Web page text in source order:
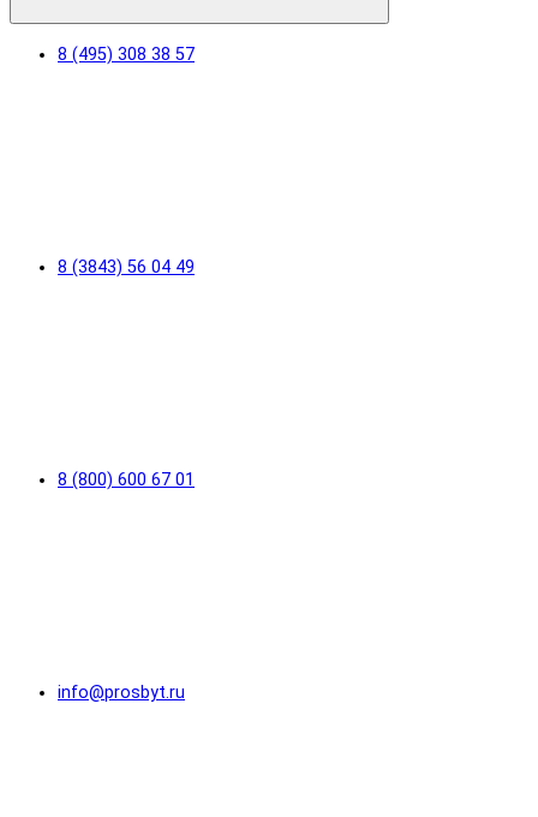
8 (495) 308 38 57
8 (3843) 56 04 49
8 (800) 600 67 01
info@prosbyt.ru